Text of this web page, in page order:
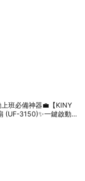
班必備神器💼【KINY
(UF-3150)✨一鍵啟動瞬